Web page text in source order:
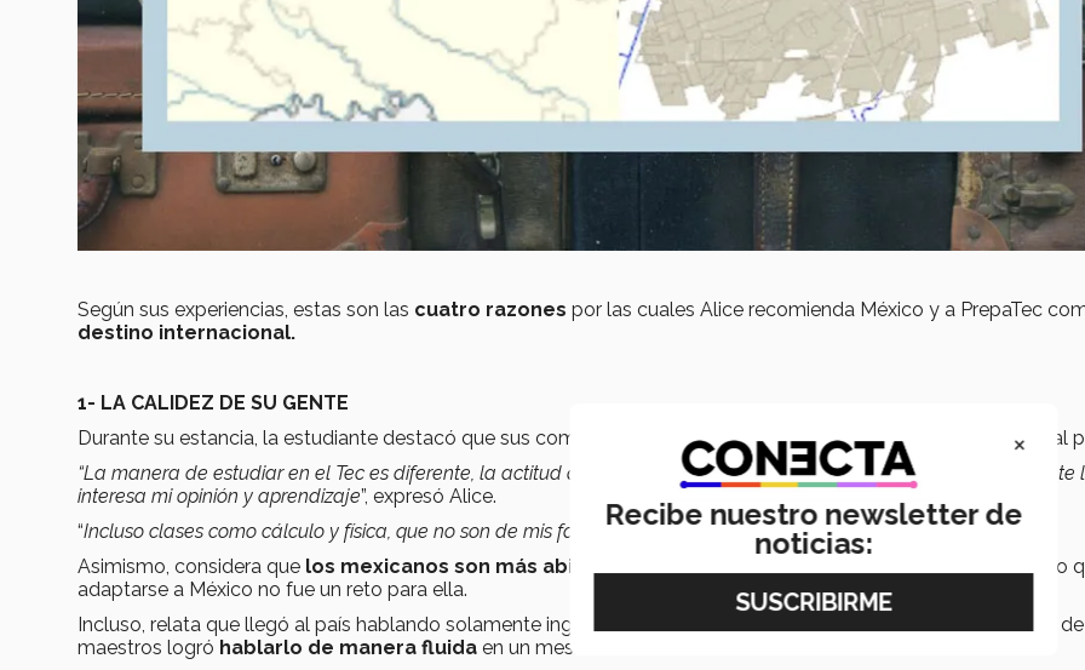
Según sus experiencias, estas son las cuatro razones por las cuales Alice recomienda México y a PrepaTec
destino internacional.
1- LA CALIDEZ DE SU GENTE
Durante su estancia, la estudiante destacó que sus compañeros y maestros facilitaron mucho su adaptación al
“La manera de estudiar en el Tec es diferente, la actitud que tienen ante los alumnos me hace sentir que realmente
interesa mi opinión y aprendizaje”, expresó Alice.
“Incluso clases como cálculo y física, que no son de mis favoritas, los profesores me hacían disfrutarlas”, agregó.
Asimismo, considera que los mexicanos son más abiertos
al momento de socializar que los italianos, por lo
adaptarse a México no fue un reto para ella.
Incluso, relata que llegó al país hablando solamente inglés, pero al practicarlo con sus amigos, y con el apoyo
maestros logró hablarlo de manera fluida en un mes.
×
Recibe nuestro newsletter de
noticias: